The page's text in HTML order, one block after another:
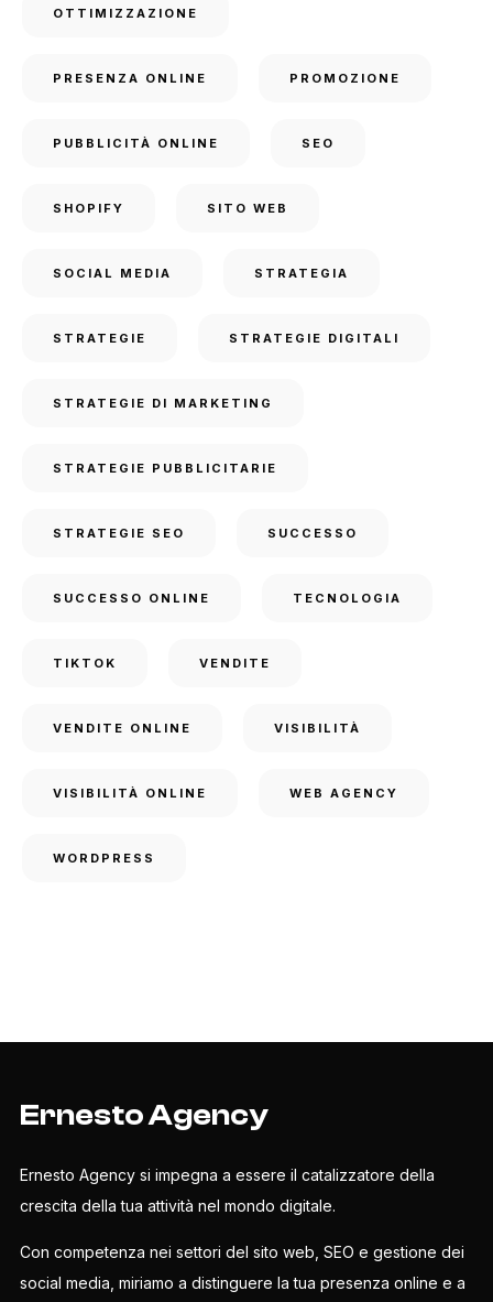
OTTIMIZZAZIONE
PRESENZA ONLINE PROMOZIONE
PUBBLICITÀ ONLINE SEO
SHOPIFY SITO WEB
SOCIAL MEDIA STRATEGIA
STRATEGIE STRATEGIE DIGITALI
STRATEGIE DI MARKETING
STRATEGIE PUBBLICITARIE
STRATEGIE SEO SUCCESSO
SUCCESSO ONLINE TECNOLOGIA
TIKTOK VENDITE
VENDITE ONLINE VISIBILITÀ
VISIBILITÀ ONLINE WEB AGENCY
WORDPRESS
Ernesto Agency
Ernesto Agency si impegna a essere il catalizzatore della
crescita della tua attività nel mondo digitale.
Con competenza nei settori del sito web, SEO e gestione dei
social media, miriamo a distinguere la tua presenza online e a